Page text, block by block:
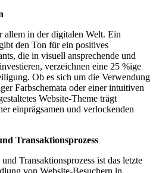
allem in der digitalen Welt. Ein
den Ton für ein positives
die in visuell ansprechende und
verzeichnen eine 25 %ige
Ob es sich um die Verwendung
Farbschemata oder einer intuitiven
Website-Theme trägt
einprägsamen und verlockenden
Transaktionsprozess
Transaktionsprozess ist das letzte